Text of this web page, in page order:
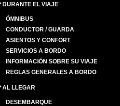
DURANTE EL VIAJE
ÓMNIBUS
CONDUCTOR / GUARDA
ASIENTOS Y CONFORT
SERVICIOS A BORDO
INFORMACIÓN SOBRE SU VIAJE
REGLAS GENERALES A BORDO
AL LLEGAR
DESEMBARQUE